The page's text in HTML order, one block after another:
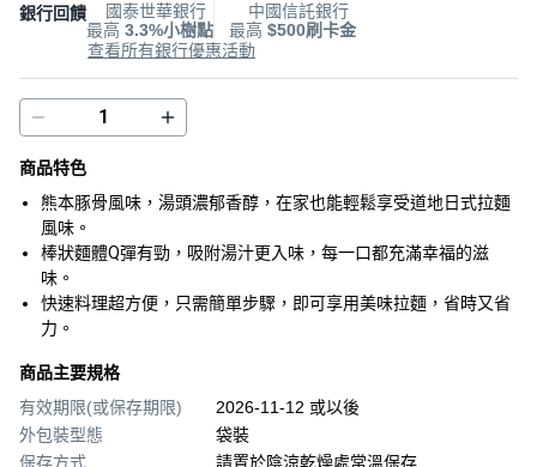
銀行回饋
國泰世華銀行
最高 3.3%小樹點
中國信託銀行
最高 $500刷卡金
查看所有銀行優惠活動
商品特色
熊本豚骨風味，湯頭濃郁香醇，在家也能輕鬆享受道地日式拉麵
風味。
棒狀麵體Q彈有勁，吸附湯汁更入味，每一口都充滿幸福的滋
味。
快速料理超方便，只需簡單步驟，即可享用美味拉麵，省時又省
力。
商品主要規格
有效期限(或保存期限)
2026-11-12 或以後
外包裝型態
袋裝
保存方式
請置於陰涼乾燥處常溫保存